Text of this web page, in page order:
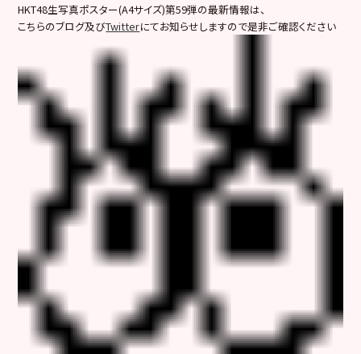
HKT48生写真ポスター(A4サイズ)第59弾の最新情報は、
こちらのブログ及びTwitterにてお知らせしますので是非ご確認ください